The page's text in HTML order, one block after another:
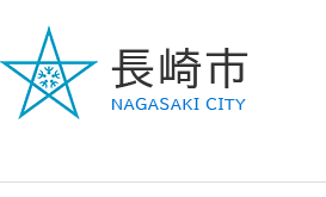
ジ
で
ュ
ば